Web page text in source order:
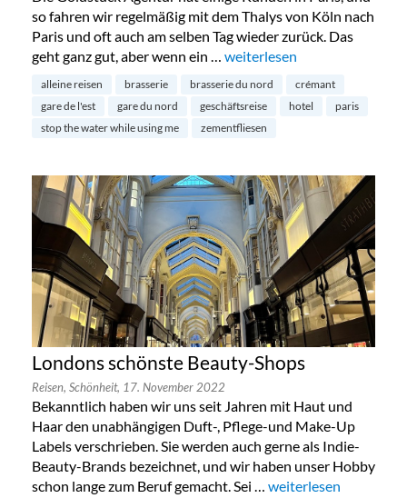
so fahren wir regelmäßig mit dem Thalys von Köln nach
Paris und oft auch am selben Tag wieder zurück. Das
geht ganz gut, aber wenn ein … „25hours Hotel Terminus
weiterlesen
alleine reisen brasserie brasserie du nord
crémant
gare de l'est
gare du nord geschäftsreise hotel
paris
stop the water while using me
zementfliesen
Londons schönste Beauty-Shops
Reisen, Schönheit, 17. November 2022
Bekanntlich haben wir uns seit Jahren mit Haut und
Haar den unabhängigen Duft-, Pflege-und Make-Up
Labels verschrieben. Sie werden auch gerne als Indie-
Beauty-Brands bezeichnet, und wir haben unser Hobby
schon lange zum Beruf gemacht. Sei … „Londons schönste
weiterlesen